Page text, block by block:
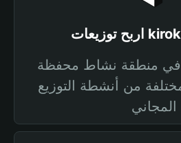
في منطقة نشاط محفظة Bitget Wallet،
من أنشطة التوزيع
المجاني